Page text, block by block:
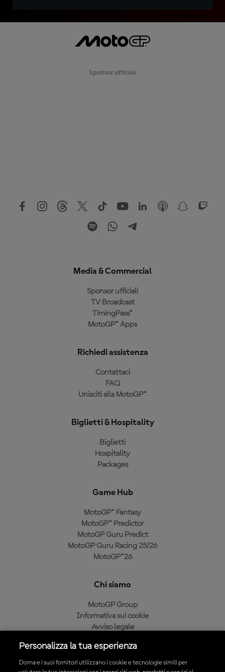
Sponsor ufficiali
Media & Commercial
Sponsor ufficiali
TV Broadcast
TimingPass™
MotoGP™ Apps
Richiedi assistenza
Contattaci
FAQ
Unisciti alla MotoGP™
Biglietti & Hospitality
Biglietti
Hospitality
Packages
Game Hub
MotoGP™ Fantasy
MotoGP™ Predictor
MotoGP Guru Predict
MotoGP Guru Racing 25/26
MotoGP™26
Chi siamo
MotoGP Group
Informativa sui cookie
Avviso legale
Condizioni di acquisto
Personalizza la tua esperienza
Dorna e i suoi fornitori utilizzano i cookie e tecnologie simili per